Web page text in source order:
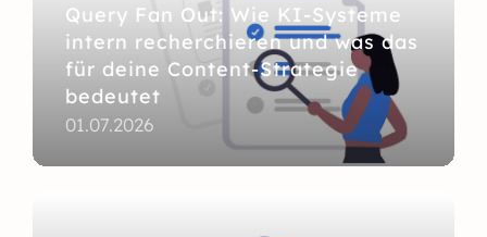
Query Fan Out: Wie KI-Systeme
intern recherchieren und was das
für deine Content-Strategie
bedeutet
01.07.2026